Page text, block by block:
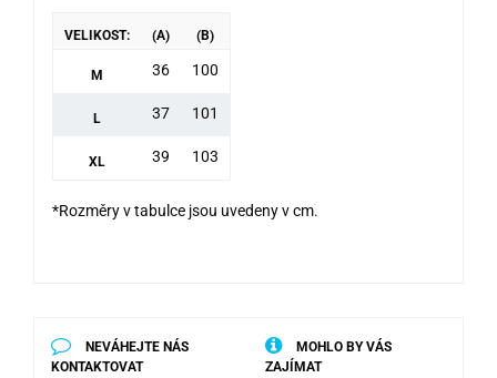
VELIKOST: (A) (B)
M 36 100
L 37 101
XL 39 103
*Rozměry v tabulce jsou uvedeny v cm.
NEVÁHEJTE NÁS
KONTAKTOVAT
MOHLO BY VÁS
ZAJÍMAT